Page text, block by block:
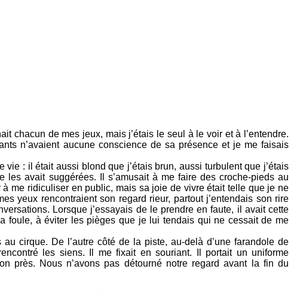
chacun de mes jeux, mais j’étais le seul à le voir et à l’entendre.
n’avaient aucune conscience de sa présence et je me faisais
vie : il était aussi blond que j’étais brun, aussi turbulent que j’étais
les avait suggérées. Il s’amusait à me faire des croche-pieds au
me ridiculiser en public, mais sa joie de vivre était telle que je ne
yeux rencontraient son regard rieur, partout j’entendais son rire
Lorsque j’essayais de le prendre en faute, il avait cette
foule, à éviter les pièges que je lui tendais qui ne cessait de me
cirque. De l’autre côté de la piste, au-delà d’une farandole de
les siens. Il me fixait en souriant. Il portait un uniforme
près. Nous n’avons pas détourné notre regard avant la fin du